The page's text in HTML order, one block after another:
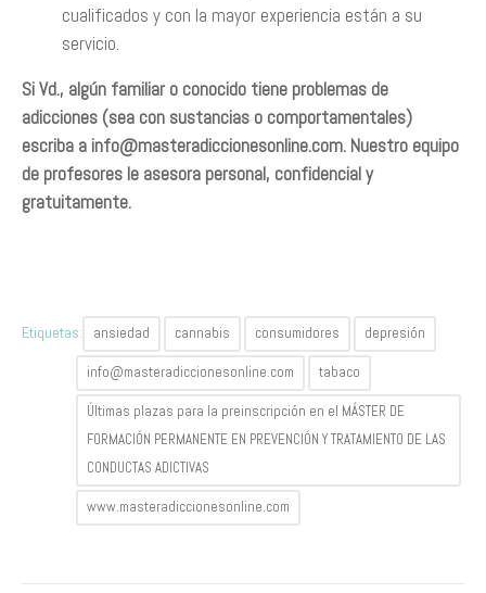
cualificados y con la mayor experiencia están a su
servicio.
Si Vd., algún familiar o conocido tiene problemas de
adicciones (sea con sustancias o comportamentales)
escriba a info@masteradiccionesonline.com. Nuestro equipo
de profesores le asesora personal, confidencial y
gratuitamente.
Etiquetas: ansiedad cannabis consumidores depresión
info@masteradiccionesonline.com tabaco
Últimas plazas para la preinscripción en el MÁSTER DE
FORMACIÓN PERMANENTE EN PREVENCIÓN Y TRATAMIENTO DE LAS
CONDUCTAS ADICTIVAS
www.masteradiccionesonline.com